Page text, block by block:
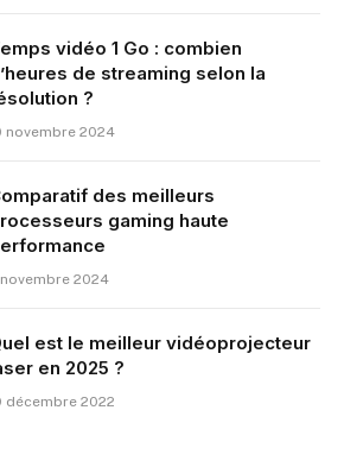
vidéo 1 Go : combien
de streaming selon la
?
novembre 2024
des meilleurs
gaming haute
2024
est le meilleur vidéoprojecteur
en 2025 ?
décembre 2022